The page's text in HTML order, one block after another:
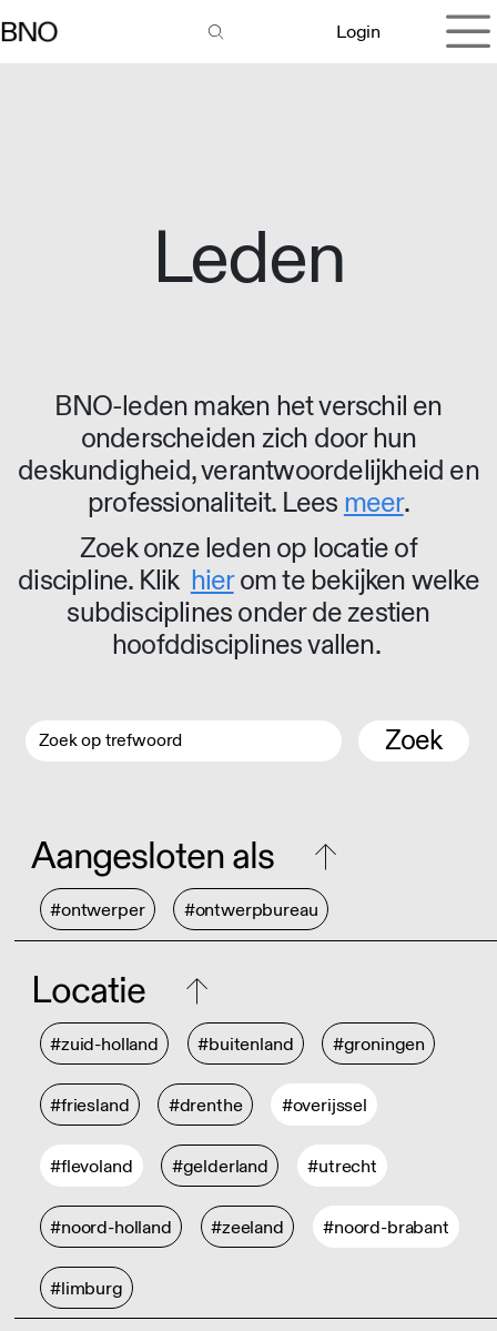
Login
Leden
BNO-leden maken het verschil en
onderscheiden zich door hun
deskundigheid, verantwoordelijkheid en
professionaliteit. Lees meer.
Zoek onze leden op locatie of
discipline. Klik hierom te bekijken welke
subdisciplines onder de zestien
hoofddisciplines vallen.
Zoek
Aangesloten als
#ontwerper #ontwerpbureau
Locatie
#zuid-holland #buitenland #groningen
#friesland #drenthe #overijssel
#flevoland #gelderland #utrecht
#noord-holland #zeeland #noord-brabant
#limburg